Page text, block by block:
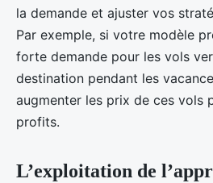
la demande et ajuster vos
Par exemple, si votre modèle
forte demande pour les vols
destination pendant les
augmenter les prix de ces vols
profits.
L’exploitation de